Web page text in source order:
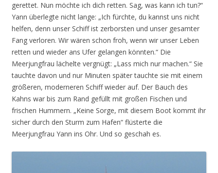
gerettet. Nun möchte ich dich retten. Sag, was kann ich tun?“
Yann überlegte nicht lange: „Ich fürchte, du kannst uns nicht
helfen, denn unser Schiff ist zerborsten und unser gesamter
Fang verloren. Wir wären schon froh, wenn wir unser Leben
retten und wieder ans Ufer gelangen könnten.“ Die
Meerjungfrau lächelte vergnügt: „Lass mich nur machen.“ Sie
tauchte davon und nur Minuten später tauchte sie mit einem
größeren, moderneren Schiff wieder auf. Der Bauch des
Kahns war bis zum Rand gefüllt mit großen Fischen und
frischen Hummern. „Keine Sorge, mit diesem Boot kommt ihr
sicher durch den Sturm zum Hafen“ flüsterte die
Meerjungfrau Yann ins Ohr. Und so geschah es.